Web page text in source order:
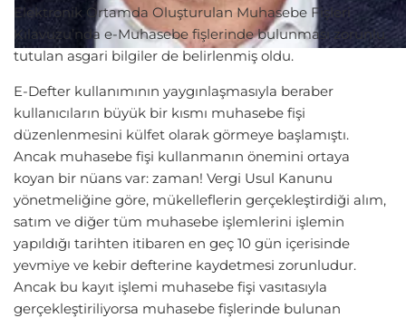
Elektronik Ortamda Oluşturulan Muhasebe Fişleri
Kılavuzu’nda e-Muhasebe fişlerinde bulunması zorunlu
tutulan asgari bilgiler de belirlenmiş oldu.
E-Defter kullanımının yaygınlaşmasıyla beraber
kullanıcıların büyük bir kısmı muhasebe fişi
düzenlenmesini külfet olarak görmeye başlamıştı.
Ancak muhasebe fişi kullanmanın önemini ortaya
koyan bir nüans var: zaman! Vergi Usul Kanunu
yönetmeliğine göre, mükelleflerin gerçekleştirdiği alım,
satım ve diğer tüm muhasebe işlemlerini işlemin
yapıldığı tarihten itibaren en geç 10 gün içerisinde
yevmiye ve kebir defterine kaydetmesi zorunludur.
Ancak bu kayıt işlemi muhasebe fişi vasıtasıyla
gerçekleştiriliyorsa muhasebe fişlerinde bulunan